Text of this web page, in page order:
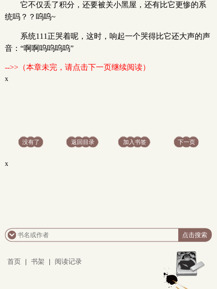
它不仅丢了积分，还要被关小黑屋，还有比它更惨的系
统吗？？呜呜~
系统111正哭着呢，这时，响起一个哭得比它还大声的声
音：“啊啊呜呜呜呜”
-->>（本章未完，请点击下一页继续阅读）
x
没有了 返回目录 加入书签 下一页
x
首页 书架 阅读记录